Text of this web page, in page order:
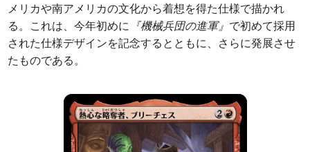
メリカや南アメリカの文化から着想を得た仕様で描かれ
る。これは、今年初めに 『機械兵団の進軍』 で初めて採用
された仕様デザインを記念するとともに、さらに発展させ
たものである。